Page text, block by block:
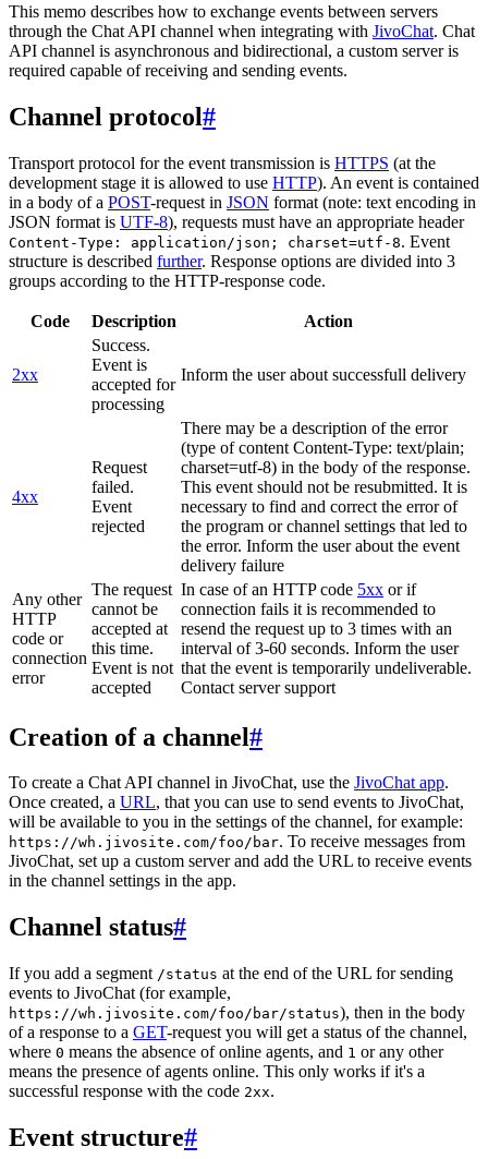
This memo describes how to exchange events between servers
through the Chat API channel when integrating with JivoChat. Chat
API channel is asynchronous and bidirectional, a custom server is
required capable of receiving and sending events.
Channel protocol#
Transport protocol for the event transmission is HTTPS (at the
development stage it is allowed to use HTTP). An event is contained
in a body of a POST-request in JSON format (note: text encoding in
JSON format is UTF-8), requests must have an appropriate header
Content-Type: application/json; charset=utf-8. Event
structure is described further. Response options are divided into 3
groups according to the HTTP-response code.
Code Description Action
2xx
Success.
Event is
accepted for
processing
Inform the user about successfull delivery
4xx
Request
failed.
Event
rejected
There may be a description of the error
(type of content Content-Type: text/plain;
charset=utf-8) in the body of the response.
This event should not be resubmitted. It is
necessary to find and correct the error of
the program or channel settings that led to
the error. Inform the user about the event
delivery failure
Any other
HTTP
code or
connection
error
The request
cannot be
accepted at
this time.
Event is not
accepted
In case of an HTTP code 5xx or if
connection fails it is recommended to
resend the request up to 3 times with an
interval of 3-60 seconds. Inform the user
that the event is temporarily undeliverable.
Contact server support
Creation of a channel#
To create a Chat API channel in JivoChat, use the JivoChat app.
Once created, a URL, that you can use to send events to JivoChat,
will be available to you in the settings of the channel, for example:
https://wh.jivosite.com/foo/bar. To receive messages from
JivoChat, set up a custom server and add the URL to receive events
in the channel settings in the app.
Channel status#
If you add a segment /status at the end of the URL for sending
events to JivoChat (for example,
https://wh.jivosite.com/foo/bar/status), then in the body
of a response to a GET-request you will get a status of the channel,
where 0 means the absence of online agents, and 1 or any other
means the presence of agents online. This only works if it's a
successful response with the code 2xx.
Event structure#